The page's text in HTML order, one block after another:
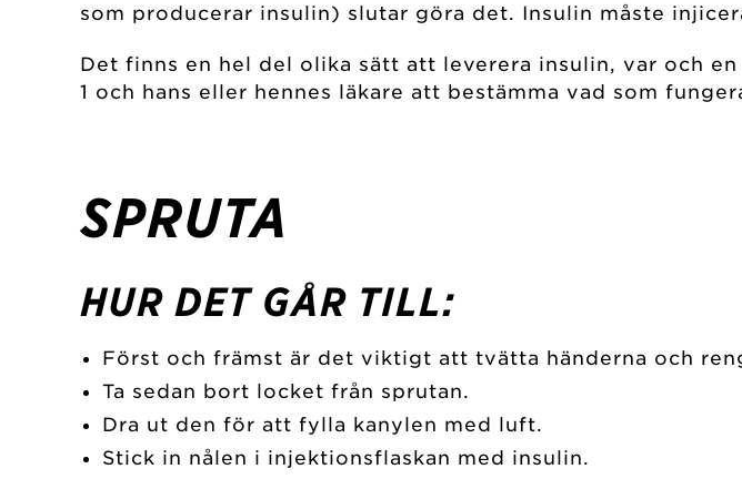
som producerar insulin) slutar göra det. Insulin måste
Det finns en hel del olika sätt att leverera insulin, var och
1 och hans eller hennes läkare att bestämma vad som
SPRUTA
HUR DET GÅR TILL:
Först och främst är det viktigt att tvätta händerna och
Ta sedan bort locket från sprutan.
Dra ut den för att fylla kanylen med luft.
Stick in nålen i injektionsflaskan med insulin.